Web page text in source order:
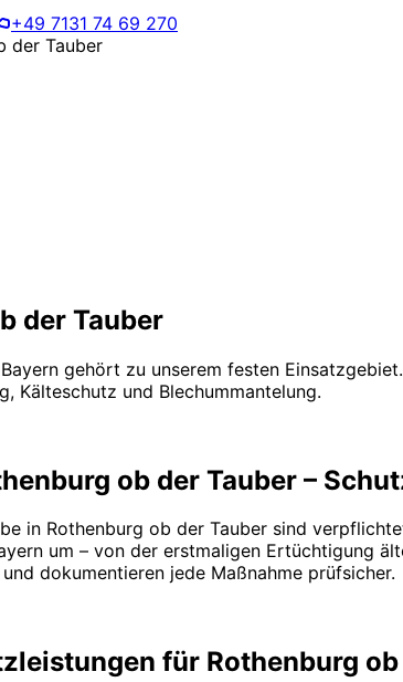
+49 7131 74 69 270
der Tauber
gehört zu unserem festen
Kälteschutz und Blechummantelung.
ob der Tauber –
in Rothenburg ob der Tauber sind
um – von der erstmaligen Ertüchtigung
dokumentieren jede Maßnahme prüfsicher.
für Rothenburg